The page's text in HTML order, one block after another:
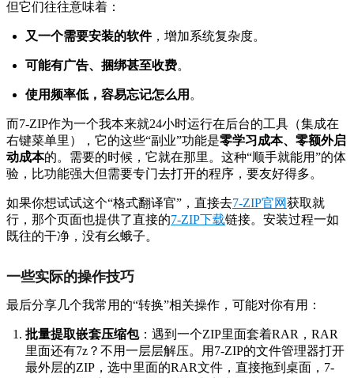
但它们往往意味着：
又一个需要安装的软件，增加系统复杂度。
可能有广告、捆绑甚至收费。
使用频率低，容易忘记怎么用 。
而7-ZIP作为一个我本来就24小时运行在后台的工具（集成在
右键菜单里），它的这些“副业”功能是零学习成本、零额外启
动成本的。需要的时候，它就在那里。这种“顺手就能用”的体
验，比功能强大但需要专门去打开的程序，要友好得多。
如果你想试试这个“格式翻译官”，直接去7-ZIP官网获取就
行，那个页面也提供了直接的7-ZIP下载链接。安装过程一如
既往的干净，没有幺蛾子。
一些实际的操作技巧
最后分享几个我常用的“转换”相关操作，可能对你有用：
批量提取嵌套压缩包：遇到一个ZIP里面套着RAR，RAR
里面还有7z？不用一层层解压。用7-ZIP的文件管理器打开
最外层的ZIP，选中里面的RAR文件，直接拖到桌面，7-